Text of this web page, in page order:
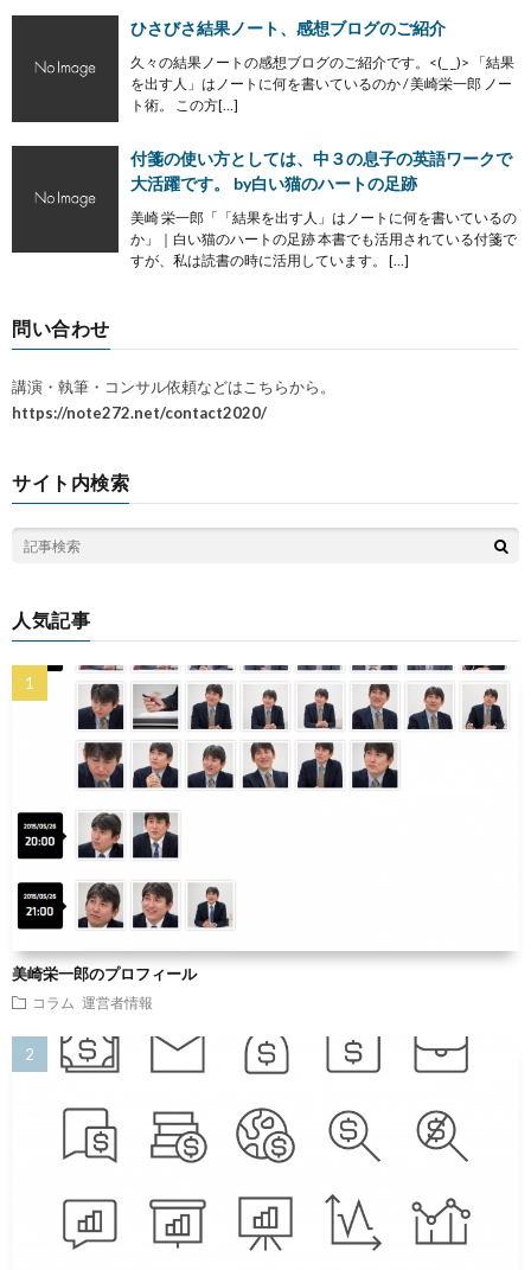
ひさびさ結果ノート、感想ブログのご紹介
久々の結果ノートの感想ブログのご紹介です。<(_ _)> 「結果
を出す人」はノートに何を書いているのか / 美崎栄一郎 ノー
ト術。 この方[…]
付箋の使い方としては、中３の息子の英語ワークで
大活躍です。 by白い猫のハートの足跡
美崎 栄一郎「「結果を出す人」はノートに何を書いているの
か」｜白い猫のハートの足跡 本書でも活用されている付箋で
すが、私は読書の時に活用しています。 […]
問い合わせ
講演・執筆・コンサル依頼などはこちらから。
https://note272.net/contact2020/
サイト内検索
人気記事
美崎栄一郎のプロフィール
コラム 運営者情報